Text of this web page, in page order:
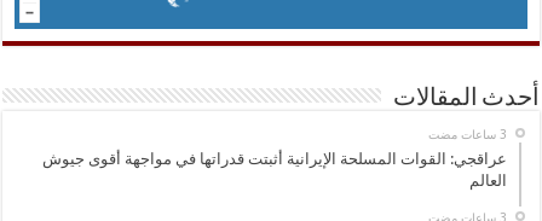
أحدث المقالات
عراقجي: القوات المسلحة الإيرانية أثبتت قدراتها في مواجهة أقوى جيوش
العالم